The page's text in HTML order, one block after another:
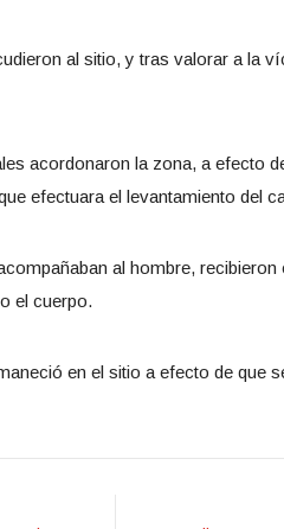
al sitio, y tras valorar a la
acordonaron la zona, a efecto
efectuara el levantamiento del
al hombre,
el cuerpo.
en el sitio a efecto de que